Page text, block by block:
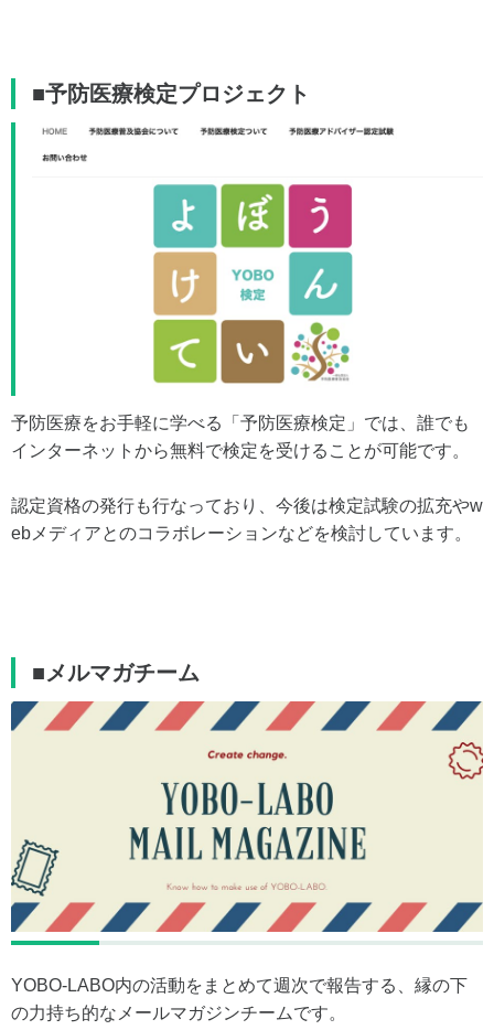
■予防医療検定プロジェクト
予防医療をお手軽に学べる「予防医療検定」では、誰でも
インターネットから無料で検定を受けることが可能です。
認定資格の発行も行なっており、今後は検定試験の拡充やw
ebメディアとのコラボレーションなどを検討しています。
■メルマガチーム
YOBO-LABO内の活動をまとめて週次で報告する、縁の下
の力持ち的なメールマガジンチームです。